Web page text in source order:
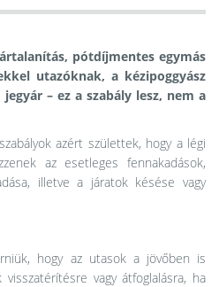
pótdíjmentes egymás
utazóknak, a kézipoggyász
– ez a szabály lesz, nem a
azért születtek, hogy a légi
az esetleges fennakadások,
illetve a járatok késése vagy
hogy az utasok a jövőben is
visszatérítésre vagy átfoglalásra, ha